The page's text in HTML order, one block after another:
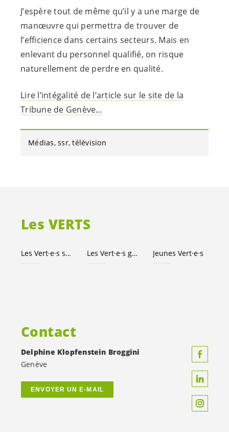
J’espère tout de même qu’il y a une marge de
manœuvre qui permettra de trouver de
l’efficience dans certains secteurs. Mais en
enlevant du personnel qualifié, on risque
naturellement de perdre en qualité.
Lire l’intégalité de l’article sur le site de la
Tribune de Genève…
Médias ssr télévision
Les VERTS
Les Vert·e·s suisses Les Vert·e·s genevois·es Jeunes Vert·e·s
Contact
Delphine Klopfenstein Broggini
Genève
ENVOYER UN E-MAIL